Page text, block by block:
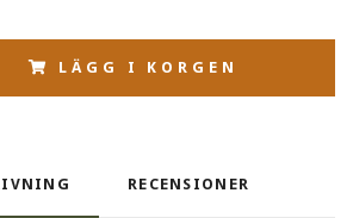
LÄGG I KORGEN
RECENSIONER